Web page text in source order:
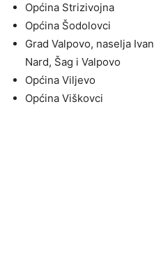
Općina Strizivojna
Općina Šodolovci
Grad Valpovo, naselja
Nard, Šag i Valpovo
Općina Viljevo
Općina Viškovci